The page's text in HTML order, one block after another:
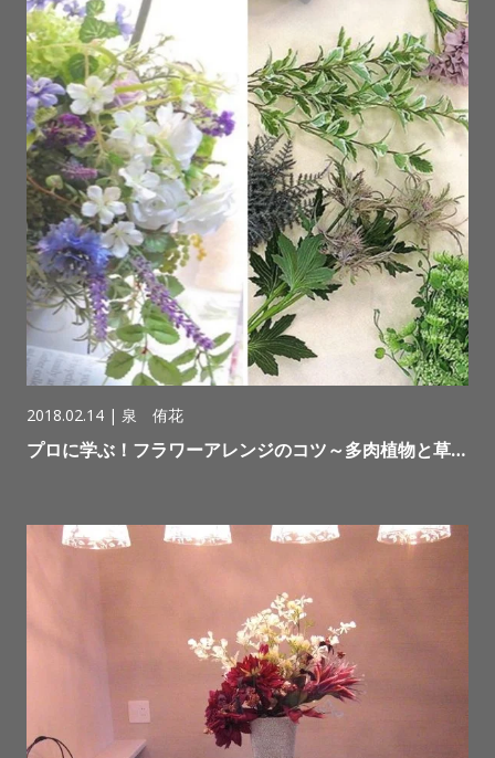
2018.02.14 | 泉 侑花
プロに学ぶ！フラワーアレンジのコツ～多肉植物と草…